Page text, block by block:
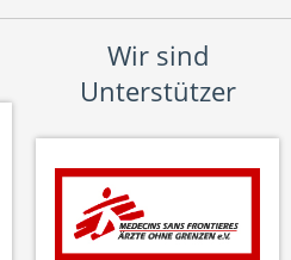
Wir sind
Unterstützer